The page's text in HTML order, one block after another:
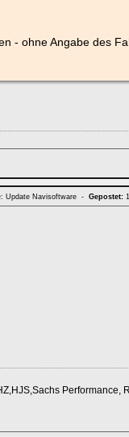
- ohne Angabe des
Update Navisoftware - Gepostet:
Performance,